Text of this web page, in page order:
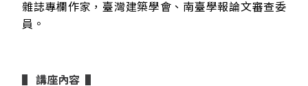
雜誌專欄作家，臺灣建築學會、南臺學報論文審查委
員。
講座內容